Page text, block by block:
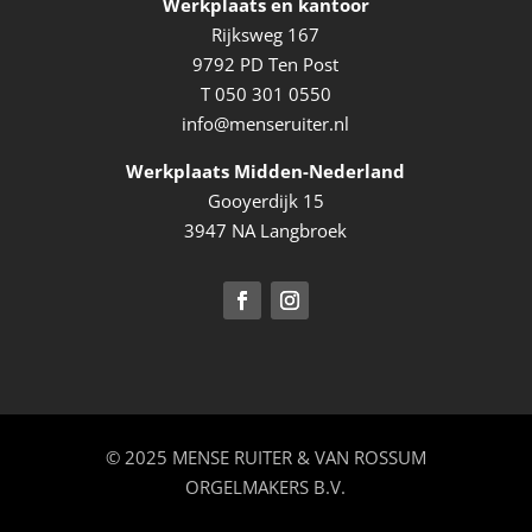
Werkplaats en kantoor
Rijksweg 167
9792 PD Ten Post
T 050 301 0550
info@menseruiter.nl
Werkplaats Midden-Nederland
Gooyerdijk 15
3947 NA Langbroek
© 2025 MENSE RUITER & VAN ROSSUM
ORGELMAKERS B.V.